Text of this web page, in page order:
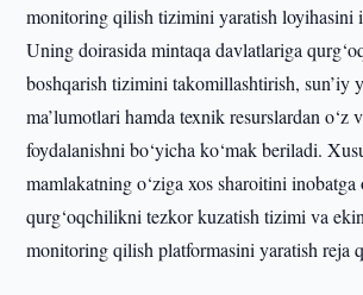
monitoring qilish tizimini yaratish loyihasini
Uning doirasida mintaqa davlatlariga
boshqarish tizimini takomillashtirish, sun’iy
ma’lumotlari hamda texnik resurslardan o‘z
foydalanishni bo‘yicha ko‘mak beriladi.
mamlakatning o‘ziga xos sharoitini inobatga
qurg‘oqchilikni tezkor kuzatish tizimi va
monitoring qilish platformasini yaratish reja